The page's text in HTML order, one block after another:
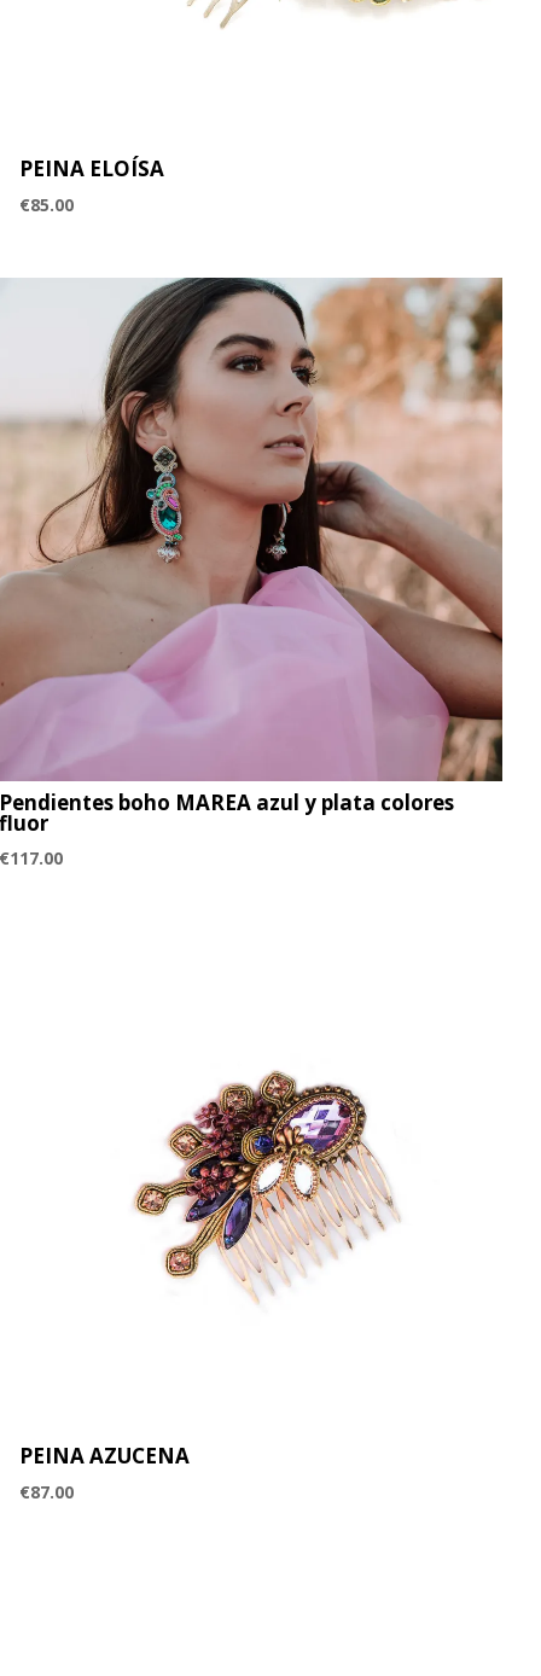
PEINA ELOÍSA
€85.00
Pendientes boho MAREA azul y plata colores
fluor
€117.00
PEINA AZUCENA
€87.00